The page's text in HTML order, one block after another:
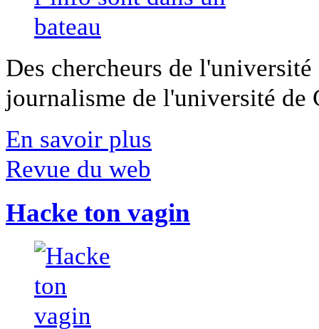
Des chercheurs de
journalisme de l'université
En savoir plus
Revue du web
Hacke ton vagin